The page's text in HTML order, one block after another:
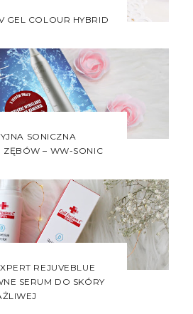
GEL COLOUR HYBRID
SONICZNA
ZĘBÓW – WW-SONIC
REJUVEBLUE
SERUM DO SKÓRY